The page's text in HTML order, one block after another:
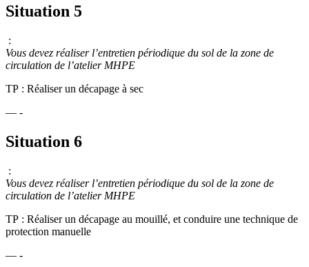
Situation 5
:
Vous devez réaliser l’entretien périodique du sol de la zone de
circulation de l’atelier MHPE
TP : Réaliser un décapage à sec
— -
Situation 6
:
Vous devez réaliser l’entretien périodique du sol de la zone de
circulation de l’atelier MHPE
TP : Réaliser un décapage au mouillé, et conduire une technique de
protection manuelle
— -